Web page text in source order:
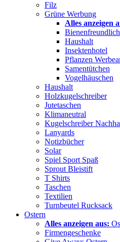
Filz
Grüne Werbung
Alles anzeigen
Haushalt
Insektenhotel
Pflanzen
Samentütchen
Vogelhäuschen
Haushalt
Holzkugelschreiber
Jutetaschen
Klimaneutral
Kugelschreiber
Lanyards
Notizbücher
Solar
Spiel Sport Spaß
Sprout Bleistift
T Shirts
Taschen
Textilien
Turnbeutel Rucksack
Ostern
Alles anzeigen aus:
Firmengeschenke